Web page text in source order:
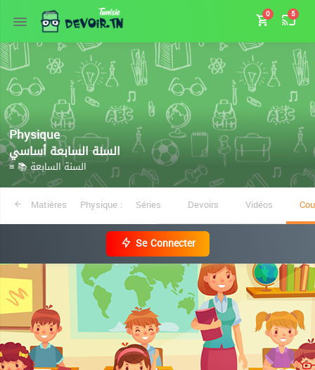
0 5
Physique
السنة السابعة أساسي
≡ 📚 السنة السابعة
Matières Physique : Séries Devoirs Vidéos
Se Connecter